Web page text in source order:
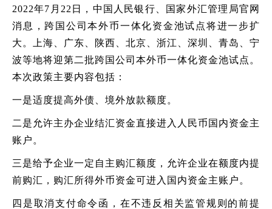
2022年7月22日，中国人民银行、国家外汇管理局官网
消息，跨国公司本外币一体化资金池试点将进一步扩
大。上海、广东、陕西、北京、浙江、深圳、青岛、宁
波等地将迎第二批跨国公司本外币一体化资金池试点。
本次政策主要内容包括：
一是适度提高外债、境外放款额度。
二是允许主办企业结汇资金直接进入人民币国内资金主
账户。
三是给予企业一定自主购汇额度，允许企业在额度内提
前购汇，购汇所得外币资金可进入国内资金主账户。
四是取消支付命令函，在不违反相关监管规则的前提